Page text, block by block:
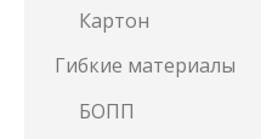
Картон
Гибкие материалы
БОПП